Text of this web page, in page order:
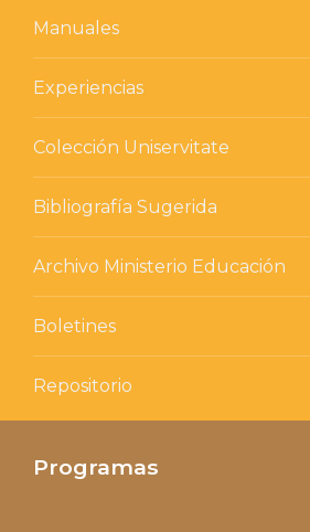
Manuales
Experiencias
Colección Uniservitate
Bibliografía Sugerida
Archivo Ministerio Educación
Boletines
Repositorio
Programas